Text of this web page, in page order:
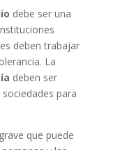
debe ser una
deben trabajar
La
deben ser
para
que puede